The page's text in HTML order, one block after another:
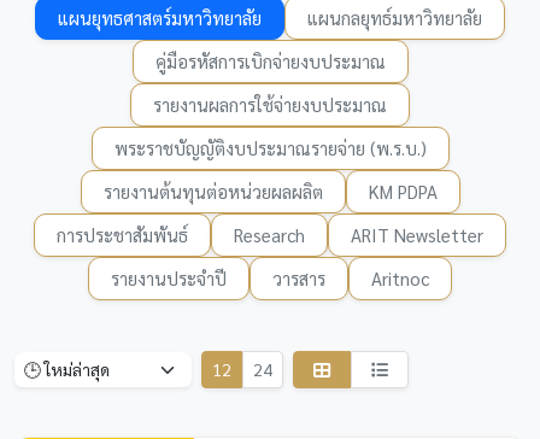
แผนยุทธศาสตร์มหาวิทยาลัย
แผนกลยุทธ์มหาวิทยาลัย
คู่มือรหัสการเบิกจ่ายงบประมาณ
รายงานผลการใช้จ่ายงบประมาณ
พระราชบัญญัติงบประมาณรายจ่าย (พ.ร.บ.)
รายงานต้นทุนต่อหน่วยผลผลิต
KM PDPA
การประชาสัมพันธ์
Research
ARIT Newsletter
รายงานประจำปี
วารสาร Aritnoc
12 24